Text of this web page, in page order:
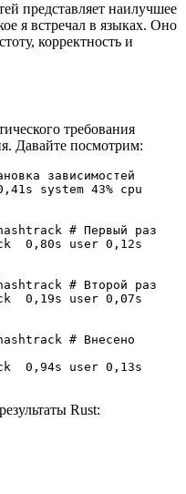
представляет наилучшее
я встречал в языках. Оно
корректность и
требования
Давайте посмотрим:
зависимостей
system 43% cpu
# Первый раз
0,80s user 0,12s
# Второй раз
0,19s user 0,07s
# Внесено
0,94s user 0,13s
Rust: